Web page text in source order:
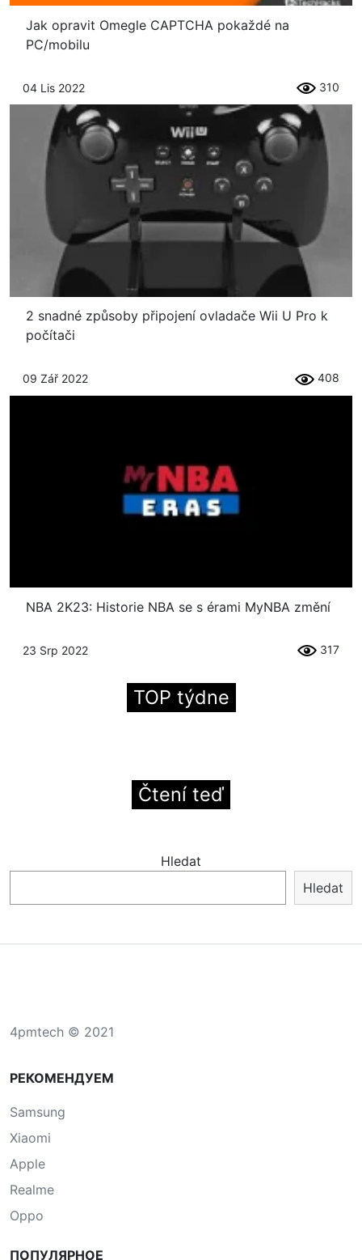
Jak opravit Omegle CAPTCHA pokaždé na
PC/mobilu
04 Lis 2022 310
2 snadné způsoby připojení ovladače Wii U Pro k
počítači
09 Zář 2022 408
NBA 2K23: Historie NBA se s érami MyNBA změní
23 Srp 2022 317
TOP týdne
Čtení teď
Hledat
Hledat
4pmtech © 2021
РЕКОМЕНДУЕМ
Samsung
Xiaomi
Apple
Realme
Oppo
ПОПУЛЯРНОЕ